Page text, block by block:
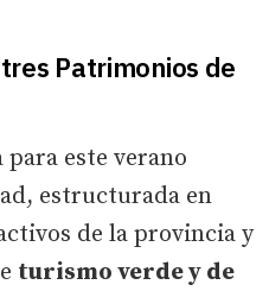
Patrimonios de
este verano
estructurada en
de la provincia y
turismo verde y de